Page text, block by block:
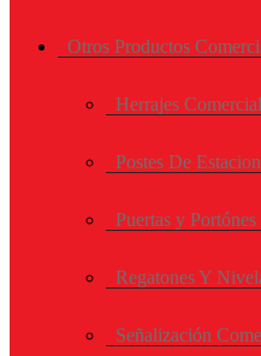
Otros Productos
Herrajes
Postes De
Puertas y Portónes
Regatones Y
Señalización